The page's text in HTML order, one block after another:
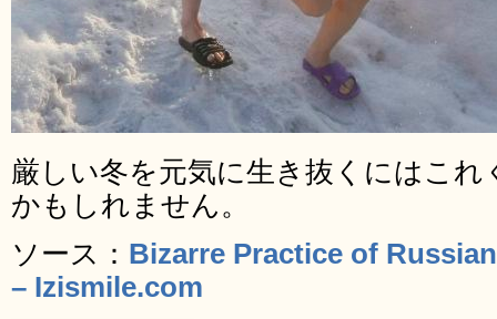
厳しい冬を元気に生き抜くにはこ
かもしれません。
ソース： Bizarre Practice of
– Izismile.com